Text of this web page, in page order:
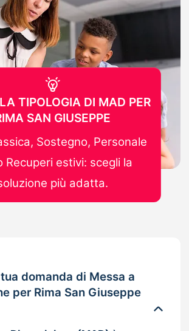
domanda di Messa a
per Rima San Giuseppe
TIPOLOGIA DI MAD PER
SAN GIUSEPPE
Sostegno, Personale
Recuperi estivi: scegli la
più adatta.